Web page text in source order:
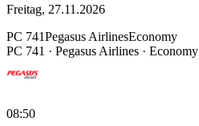
Freitag, 27.11.2026
PC 741Pegasus AirlinesEconomy
PC 741 · Pegasus Airlines · Economy
08:50